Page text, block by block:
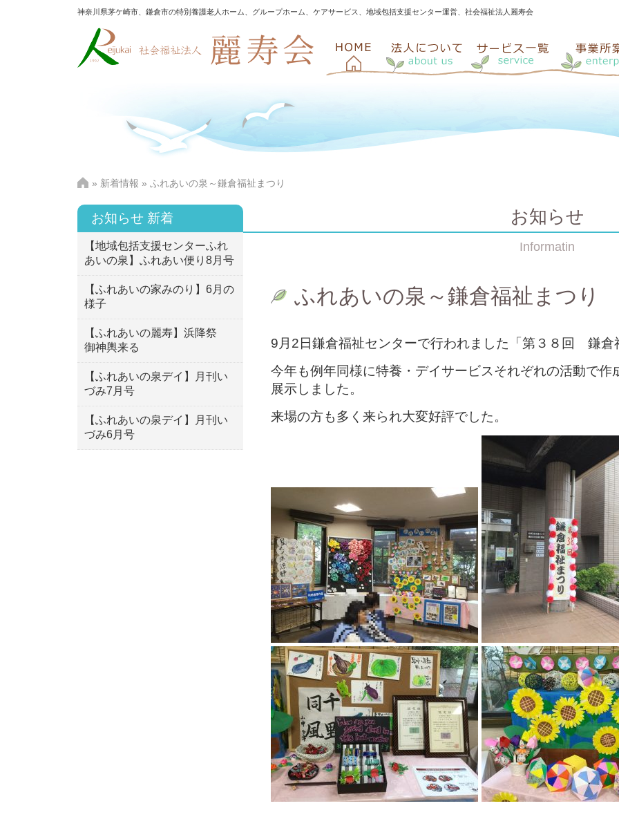
神奈川県茅ケ崎市、鎌倉市の特別養護老人ホーム、グループホーム、ケアサービス、地域包括支援センター運営、社会福祉法人麗寿会
» 新着情報 » ふれあいの泉～鎌倉福祉まつり
お知らせ 新着
【地域包括支援センターふれ
あいの泉】ふれあい便り8月号
【ふれあいの家みのり】6月の
様子
【ふれあいの麗寿】浜降祭
御神輿来る
【ふれあいの泉デイ】月刊い
づみ7月号
【ふれあいの泉デイ】月刊い
づみ6月号
お知らせ
Informatin
ふれあいの泉～鎌倉福祉まつり
9月2日鎌倉福祉センターで行われました「第３８回 鎌倉
今年も例年同様に特養・デイサービスそれぞれの活動で
展示しました。
来場の方も多く来られ大変好評でした。